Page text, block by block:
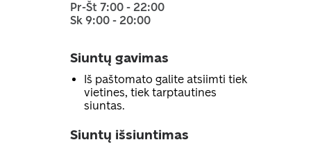
Pr-Št 7:00 - 22:00
Sk 9:00 - 20:00
Siuntų gavimas
Iš paštomato galite atsiimti tiek
vietines, tiek tarptautines
siuntas.
Siuntų išsiuntimas